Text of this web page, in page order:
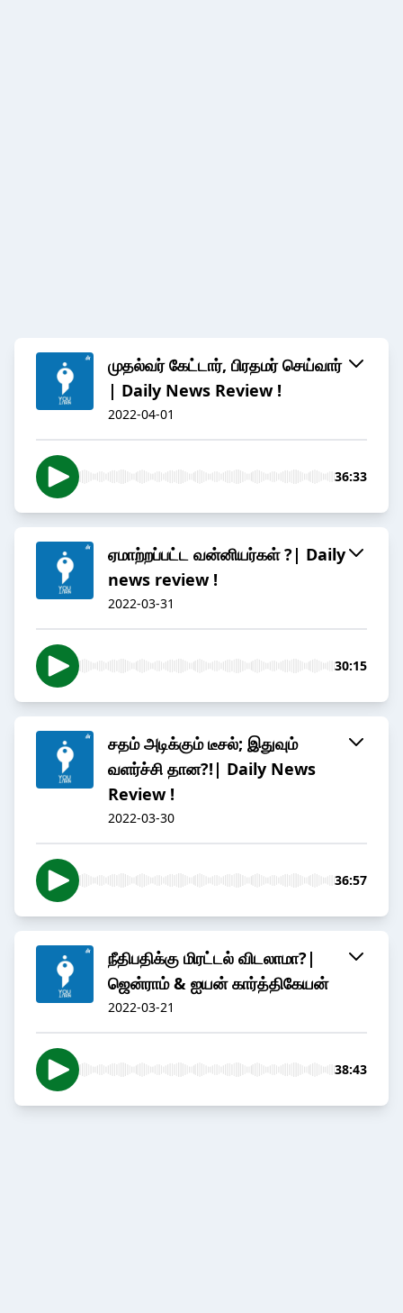
முதல்வர் கேட்டார், பிரதமர் செய்வார்
| Daily News Review !
2022-04-01
36:33
ஏமாற்றப்பட்ட வன்னியர்கள் ?| Daily
news review !
2022-03-31
30:15
சதம் அடிக்கும் டீசல்; இதுவும்
வளர்ச்சி தான?!| Daily News
Review !
2022-03-30
36:57
நீதிபதிக்கு மிரட்டல் விடலாமா?|
ஜென்ராம் & ஐயன் கார்த்திகேயன்
2022-03-21
38:43